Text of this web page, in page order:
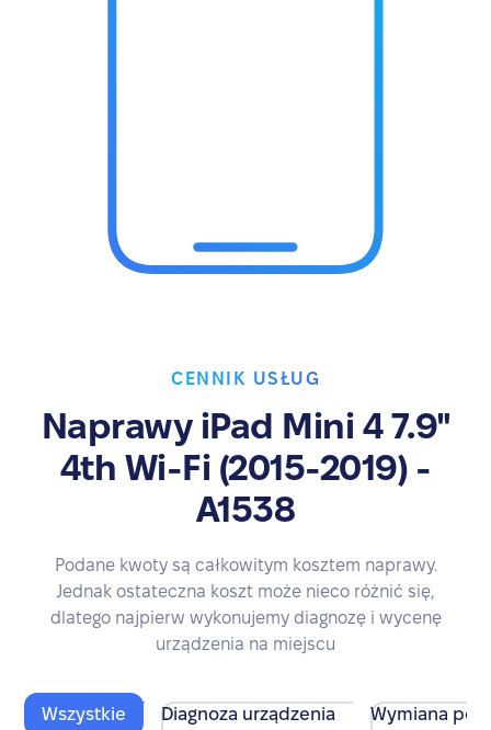
CENNIK USŁUG
Naprawy iPad Mini 4 7.9"
4th Wi-Fi (2015-2019) -
A1538
Podane kwoty są całkowitym kosztem naprawy.
Jednak ostateczna koszt może nieco różnić się,
dlatego najpierw wykonujemy diagnozę i wycenę
urządzenia na miejscu
Wszystkie Diagnoza urządzenia Wymiana